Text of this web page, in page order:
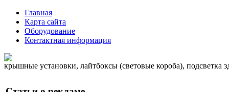
Главная
Карта сайта
Оборудование
Контактная информация
крышные установки, лайтбоксы (световые короба), подсветка